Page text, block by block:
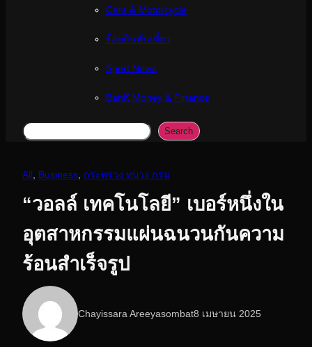
Cars & Motorcycle
ร้อยกินพันเที่ยว
Sport News
ฺBanK Money & Finance
Search Search
All Business กระทรวง ทบวง กรม
“วอลล์ เทคโนโลยี” เบอร์หนึ่งใน
อุตสาหกรรมแผ่นฉนวนกันความ
ร้อนสำเร็จรูป
Chayissara Areeyasombat8 เมษายน 2025